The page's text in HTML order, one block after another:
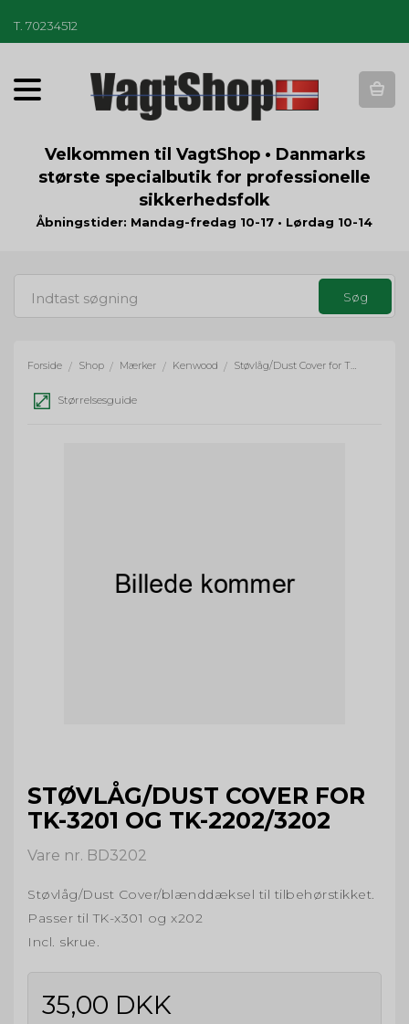
T 70234512
T
o
g
a
t
n
Velkommen til VagtShop • Danmarks
største specialbutik for professionelle
sikkerhedsfolk
Åbningstider: Mandag-fredag 10-17 • Lørdag 10-14
Forside / Shop / Mærker / Kenwood / Støvlåg/Dust Cover for TK-3201 og TK-2202/3202
Størrelsesguide
STØVLÅG/DUST COVER FOR
TK-3201 OG TK-2202/3202
Vare nr. BD3202
Støvlåg/Dust Cover/blænddæksel til tilbehørstikket.
Passer til TK-x301 og x202
Incl. skrue.
35,00 DKK